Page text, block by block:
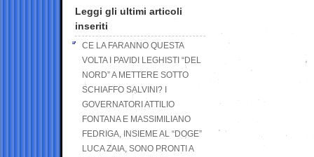
Leggi gli ultimi articoli
inseriti
CE LA FARANNO QUESTA
VOLTA I PAVIDI LEGHISTI “DEL
NORD” A METTERE SOTTO
SCHIAFFO SALVINI? I
GOVERNATORI ATTILIO
FONTANA E MASSIMILIANO
FEDRIGA, INSIEME AL “DOGE”
LUCA ZAIA, SONO PRONTI A